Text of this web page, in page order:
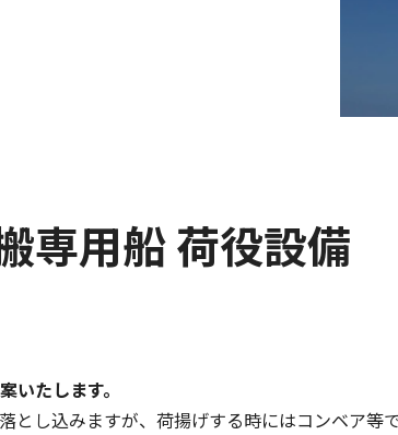
専用船 荷役設備
いたします。
とし込みますが、荷揚げする時にはコンベア等